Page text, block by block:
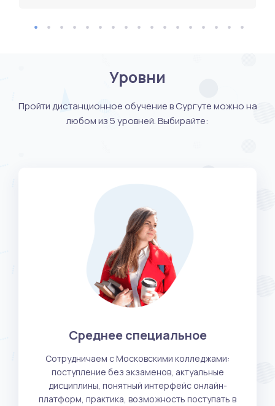
Уровни
Пройти дистанционное обучение в Сургуте можно на
любом из 5 уровней. Выбирайте:
Среднее специальное
Сотрудничаем с Московскими колледжами:
поступление без экзаменов, актуальные
дисциплины, понятный интерфейс онлайн-
платформ, практика, возможность поступать в